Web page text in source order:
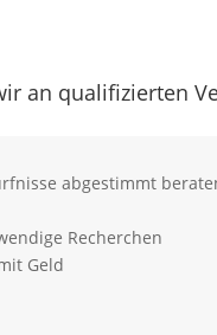
an qualifizierten
abgestimmt
Recherchen
Geld